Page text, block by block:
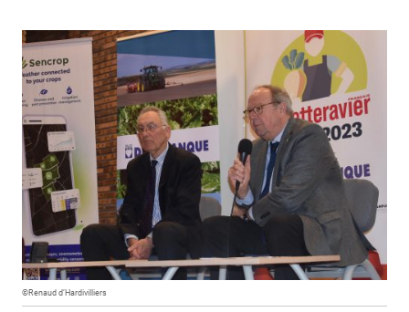
©Renaud d’Hardivilliers